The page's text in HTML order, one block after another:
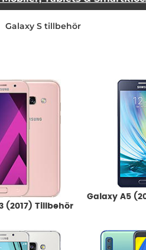
Galaxy S tillbehör
(2017) Tillbehör
Galaxy A5